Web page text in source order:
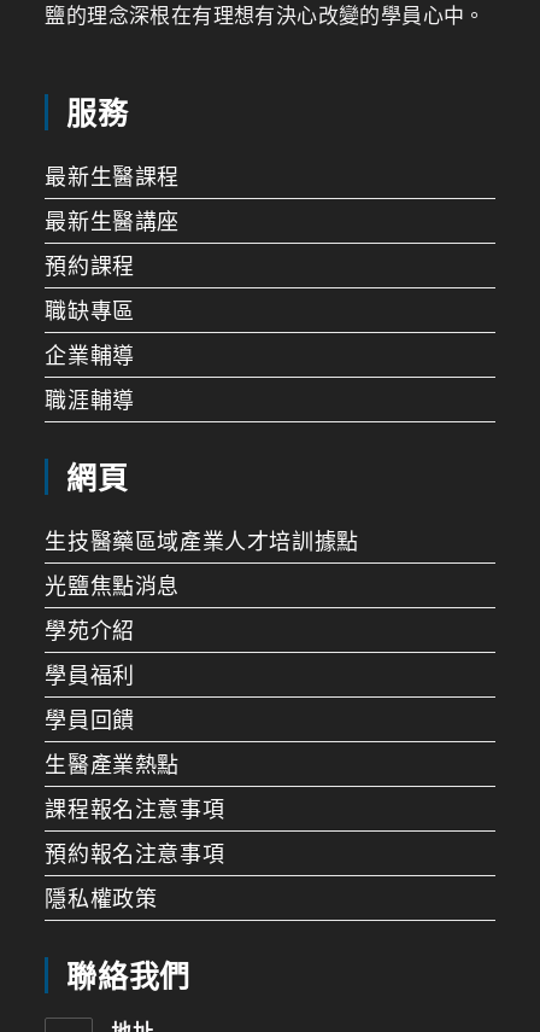
鹽的理念深根在有理想有決心改變的學員心中。
服務
最新生醫課程
最新生醫講座
預約課程
職缺專區
企業輔導
職涯輔導
網頁
生技醫藥區域產業人才培訓據點
光鹽焦點消息
學苑介紹
學員福利
學員回饋
生醫產業熱點
課程報名注意事項
預約報名注意事項
隱私權政策
聯絡我們